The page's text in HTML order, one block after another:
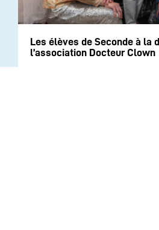
Les élèves de Seconde à la
l’association Docteur Clown